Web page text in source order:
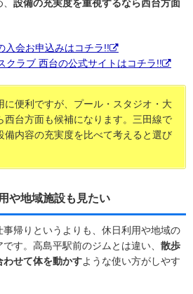
設備の充実度を重視するなら西台方面
入会お申込みはコチラ!!
クラブ 西台の公式サイトはコチラ!!
に便利ですが、プール・スタジオ・大
西台方面も候補になります。三田線で
備内容の充実度を比べて考えると選び
や地域施設も見たい
帰りというよりも、休日利用や地域の
す。高島平駅前のジムとは違い、 散歩
わせて体を動かすような使い方がしやす